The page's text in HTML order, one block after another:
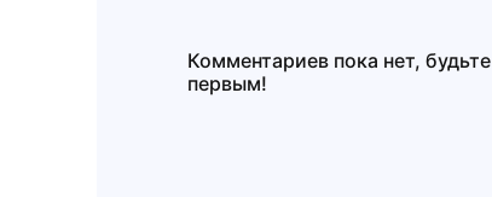
Комментариев пока нет, будьте
первым!